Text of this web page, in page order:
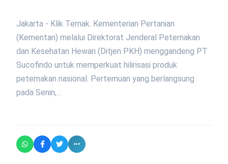
Jakarta - Klik Ternak. Kementerian Pertanian
(Kementan) melalui Direktorat Jenderal Peternakan
dan Kesehatan Hewan (Ditjen PKH) menggandeng PT
Sucofindo untuk memperkuat hilirisasi produk
peternakan nasional. Pertemuan yang berlangsung
pada Senin,…